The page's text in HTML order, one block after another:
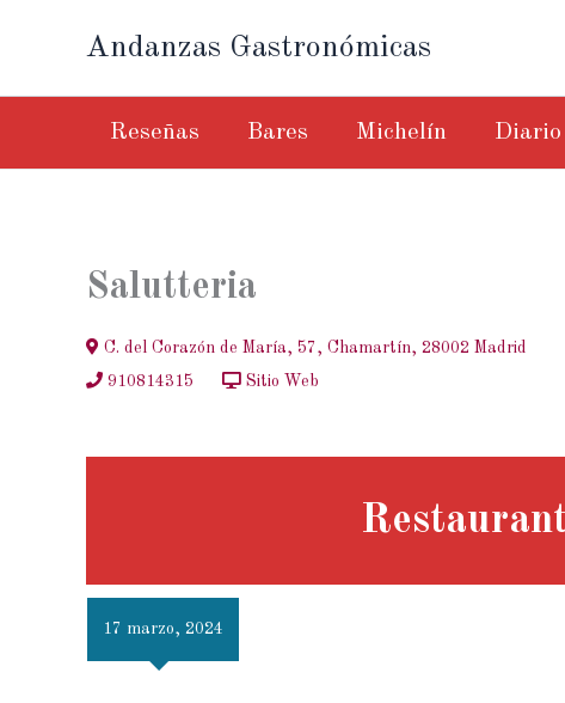
contenido
Andanzas Gastronómicas
Reseñas Bares Michelín Diario
Salutteria
C. del Corazón de María, 57, Chamartín, 28002 Madrid
910814315
Sitio Web
17 marzo, 2024